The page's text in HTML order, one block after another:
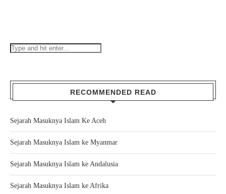
RECOMMENDED READ
Sejarah Masuknya Islam Ke Aceh
Sejarah Masuknya Islam ke Myanmar
Sejarah Masuknya Islam ke Andalusia
Sejarah Masuknya Islam ke Afrika